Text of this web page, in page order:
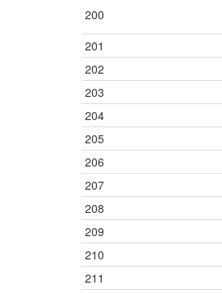
200
201
202
203
204
205
206
207
208
209
210
211